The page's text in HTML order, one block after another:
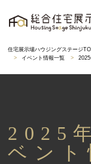
住宅展示場ハウジングステージ
イベント情報一覧
2025
ベント